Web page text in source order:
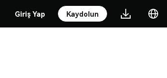
Giriş Yap Kaydolun